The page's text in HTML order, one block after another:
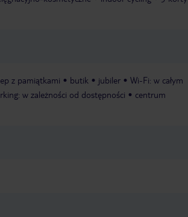
z pamiątkami butik jubiler
Wi-Fi: w całym
w zależności od dostępności
centrum